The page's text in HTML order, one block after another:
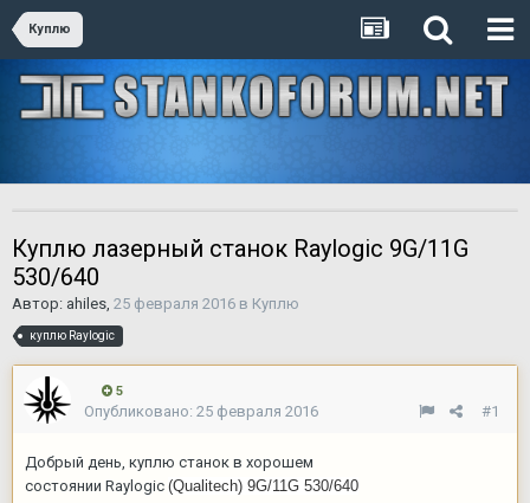
Куплю
Куплю лазерный станок Raylogic 9G/11G
530/640
Автор: ahiles, 25 февраля 2016 в Куплю
куплю Raylogic
5
#1
Опубликовано: 25 февраля 2016
Добрый день, куплю станок в хорошем
состоянии Raylogic (Qualitech) 9G/11G 530/640